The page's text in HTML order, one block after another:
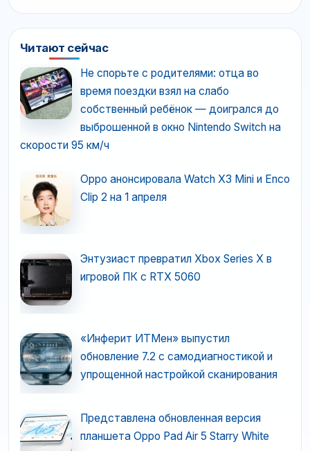
Читают сейчас
Не спорьте с родителями: отца во
время поездки взял на слабо
собственный ребёнок — доигрался до
выброшенной в окно Nintendo Switch на
скорости 95 км/ч
Oppo анонсировала Watch X3 Mini и Enco
Clip 2 на 1 апреля
Энтузиаст превратил Xbox Series X в
игровой ПК с RTX 5060
«Инферит ИТМен» выпустил
обновление 7.2 с самодиагностикой и
упрощенной настройкой сканирования
Представлена обновленная версия
планшета Oppo Pad Air 5 Starry White